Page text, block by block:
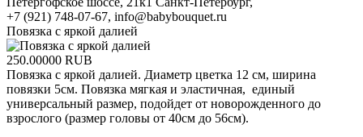
+7 (921) 748-07-67, info@babybouquet.ru
Повязка с яркой далией
250.00000 RUB
Повязка с яркой далией. Диаметр цветка 12 см, ширина
повязки 5см. Повязка мягкая и эластичная, единый
универсальный размер, подойдет от новорожденного до
взрослого (размер головы от 40см до 56см).